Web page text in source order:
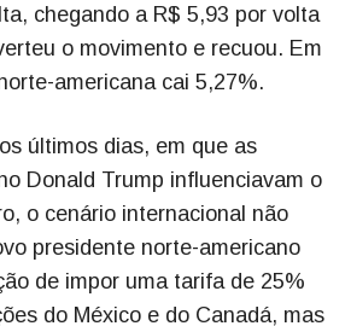
chegando a R$ 5,93 por volta
o movimento e recuou. Em
americana cai 5,27%.
últimos dias, em que as
Donald Trump influenciavam o
o cenário internacional não
presidente norte-americano
de impor uma tarifa de 25%
do México e do Canadá, mas